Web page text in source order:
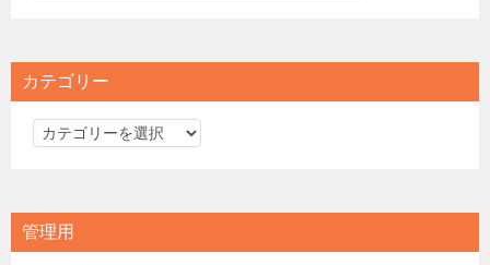
カテゴリー
カ
リ
ー
管理用